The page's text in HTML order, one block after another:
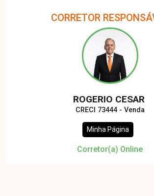
CORRETOR
ROGERIO CESAR
CRECI 73444 - Venda
Minha Página
Corretor(a) Online